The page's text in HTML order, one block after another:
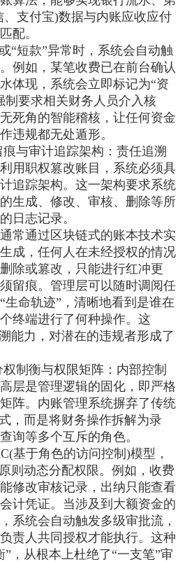
支付宝)数据与内账应收应付
配。
短款”异常时，系统会自动触
例如，某笔收费已在前台确认
体现，系统会立即标记为“资
制要求相关财务人员介入核
死角的智能稽核，让任何资金
违规都无处遁形。
审计追踪架构：责任追溯
职权篡改账目，系统必须具
追踪架构。这一架构要求系统
生成、修改、审核、删除等所
日志记录。
通过区块链式的账本技术实
成，任何人在未经授权的情况
除或篡改，只能进行红冲更
留痕。管理层可以随时调阅任
生命轨迹”，清晰地看到是谁在
终端进行了何种操作。这
能力，对潜在的违规者形成了
衡与权限矩阵：内部控制
是管理逻辑的固化，即严格
阵。内账管理系统摒弃了传统
，而是将财务操作拆解为录
询等多个互斥的角色。
于角色的访问控制)模型，
则动态分配权限。例如，收费
修改审核记录，出纳只能查看
计凭证。当涉及到大额资金的
系统会自动触发多级审批流，
责人共同授权才能执行。这种
，从根本上杜绝了“一支笔”审